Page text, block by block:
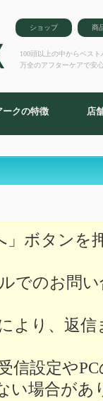
ショップ 商
100頭以上の中からベス
万全のアフターケアで安
ークの特徴 店
」ボタンを
でのお問
より、返
信設定や
い場合があ